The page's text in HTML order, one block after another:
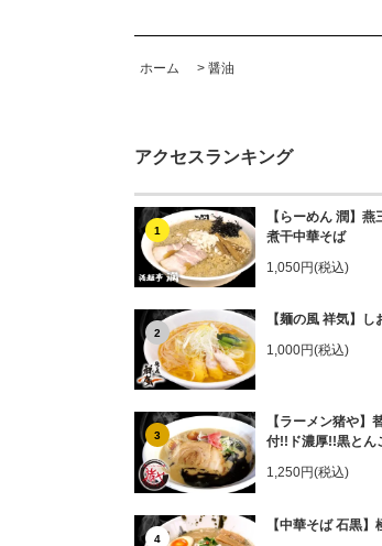
ホーム > 醤油
アクセスランキング
1
【らーめん 潤】燕
煮干中華そば
1,050円(税込)
2
【麺の風 祥気】し
1,000円(税込)
3
【ラーメン猪や】
付!!ド濃厚!!黒と
1,250円(税込)
4
【中華そば 石黒】